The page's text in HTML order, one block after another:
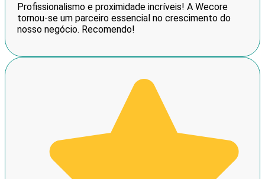
Profissionalismo e proximidade incríveis! A Wecore
tornou-se um parceiro essencial no crescimento do
nosso negócio. Recomendo!